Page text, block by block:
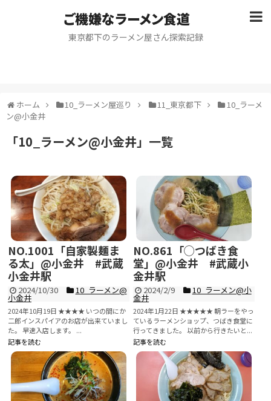
ご機嫌なラーメン食道
東京都下のラーメン屋さん探索記録
ホーム 10_ラーメン屋巡り 11_東京都下
10_ラーメ
ン@小金井
「10_ラーメン@小金井」 一覧
NO.1001「自家製麺ま
る太」@小金井 #武蔵
小金井駅
2024/10/30 10_ラーメン@
小金井
2024年10月19日 ★★★★ いつの間にか
二郎インスパイアのお店が出来ていまし
た。 早速入店します。 ...
記事を読む
NO.861「◯つばき食
堂」@小金井 #武蔵小
金井駅
2024/2/9 10_ラーメン@小
金井
2024年1月22日 ★★★★★ 朝ラーをやっ
ているラーメンショップ、つばき食堂に
行ってきました。 以前から行きたいと...
記事を読む